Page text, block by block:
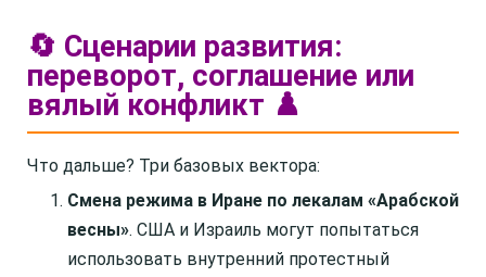
🔄 Сценарии развития:
переворот, соглашение или
вялый конфликт ♟️
Что дальше? Три базовых вектора:
Смена режима в Иране по лекалам «Арабской
весны». США и Израиль могут попытаться
использовать внутренний протестный